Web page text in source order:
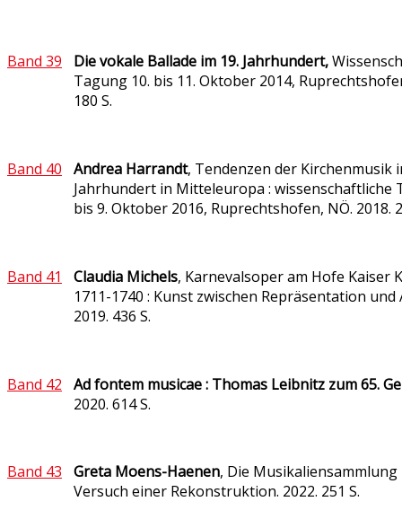
Band 39 Die vokale Ballade im 19. Jahrhundert,
Tagung 10. bis 11. Oktober 2014,
180 S.
Band 40 Andrea Harrandt, Tendenzen der Kirchenmusik
Jahrhundert in Mitteleuropa : wissenschaftliche
bis 9. Oktober 2016, Ruprechtshofen, NÖ. 2018.
Band 41 Claudia Michels, Karnevalsoper am Hofe Kaiser
1711-1740 : Kunst zwischen Repräsentation und
2019. 436 S.
Band 42
Ad fontem musicae : Thomas Leibnitz zum 65.
2020. 614 S.
Band 43 Greta Moens-Haenen, Die Musikaliensammlung
Versuch einer Rekonstruktion. 2022. 251 S.